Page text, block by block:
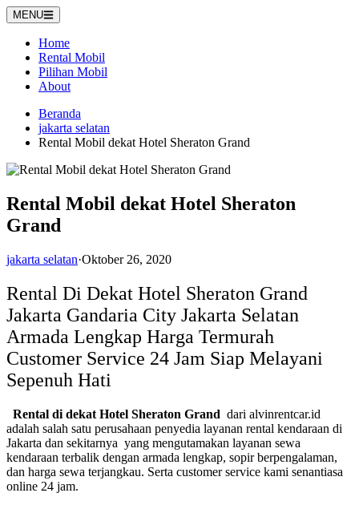
Langsung
ke
konten
MENU
Home
Rental Mobil
Pilihan Mobil
About
Beranda
jakarta selatan
Rental Mobil dekat Hotel Sheraton Grand
Rental Mobil dekat Hotel Sheraton
Grand
jakarta selatan·Oktober 26, 2020
Rental Di Dekat Hotel Sheraton Grand
Jakarta Gandaria City Jakarta Selatan
Armada Lengkap Harga Termurah
Customer Service 24 Jam Siap Melayani
Sepenuh Hati
Rental di dekat Hotel Sheraton Grand dari alvinrentcar.id
adalah salah satu perusahaan penyedia layanan rental kendaraan di
Jakarta dan sekitarnya yang mengutamakan layanan sewa
kendaraan terbalik dengan armada lengkap, sopir berpengalaman,
dan harga sewa terjangkau. Serta customer service kami senantiasa
online 24 jam.